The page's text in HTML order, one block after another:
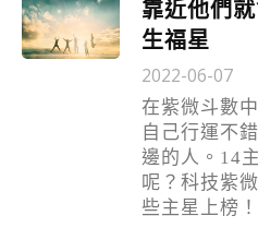
靠近他們
生福星
2022-06-07
在紫微斗數
自己行運不
邊的人。14
呢？科技紫
些主星上榜！